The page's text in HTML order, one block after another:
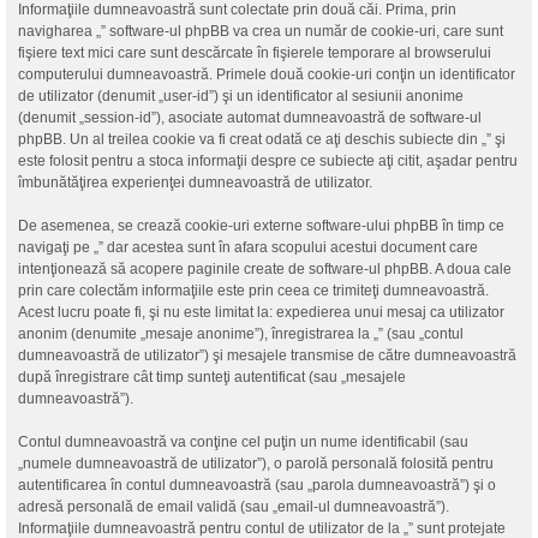
Informaţiile dumneavoastră sunt colectate prin două căi. Prima, prin
navigharea „” software-ul phpBB va crea un număr de cookie-uri, care sunt
fişiere text mici care sunt descărcate în fişierele temporare al browserului
computerului dumneavoastră. Primele două cookie-uri conţin un identificator
de utilizator (denumit „user-id”) şi un identificator al sesiunii anonime
(denumit „session-id”), asociate automat dumneavoastră de software-ul
phpBB. Un al treilea cookie va fi creat odată ce aţi deschis subiecte din „” şi
este folosit pentru a stoca informaţii despre ce subiecte aţi citit, aşadar pentru
îmbunătăţirea experienţei dumneavoastră de utilizator.
De asemenea, se crează cookie-uri externe software-ului phpBB în timp ce
navigaţi pe „” dar acestea sunt în afara scopului acestui document care
intenţionează să acopere paginile create de software-ul phpBB. A doua cale
prin care colectăm informaţiile este prin ceea ce trimiteţi dumneavoastră.
Acest lucru poate fi, şi nu este limitat la: expedierea unui mesaj ca utilizator
anonim (denumite „mesaje anonime”), înregistrarea la „” (sau „contul
dumneavoastră de utilizator”) şi mesajele transmise de către dumneavoastră
după înregistrare cât timp sunteţi autentificat (sau „mesajele
dumneavoastră”).
Contul dumneavoastră va conţine cel puţin un nume identificabil (sau
„numele dumneavoastră de utilizator”), o parolă personală folosită pentru
autentificarea în contul dumneavoastră (sau „parola dumneavoastră”) şi o
adresă personală de email validă (sau „email-ul dumneavoastră”).
Informaţiile dumneavoastră pentru contul de utilizator de la „” sunt protejate